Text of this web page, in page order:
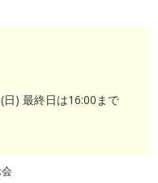
) 最終日は16:00まで